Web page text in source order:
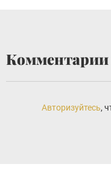
Комментарии
Авторизуйтесь,